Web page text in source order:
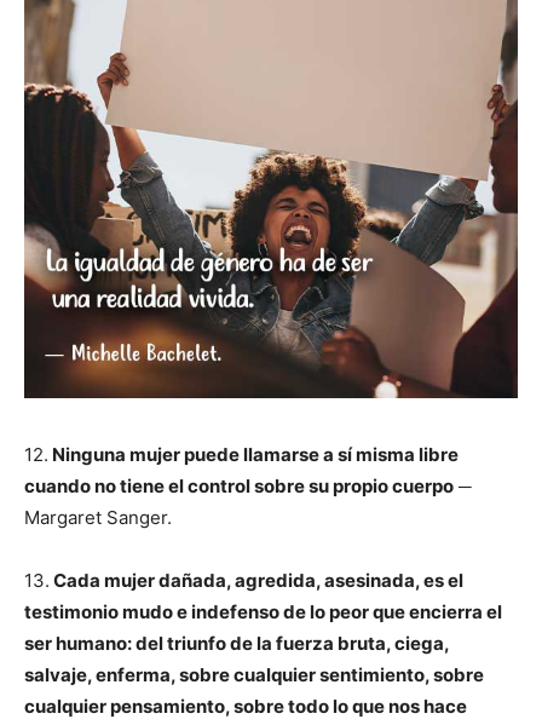
12. Ninguna mujer puede llamarse a sí misma libre
cuando no tiene el control sobre su propio cuerpo ─
Margaret Sanger.
13. Cada mujer dañada, agredida, asesinada, es el
testimonio mudo e indefenso de lo peor que encierra el
ser humano: del triunfo de la fuerza bruta, ciega,
salvaje, enferma, sobre cualquier sentimiento, sobre
cualquier pensamiento, sobre todo lo que nos hace